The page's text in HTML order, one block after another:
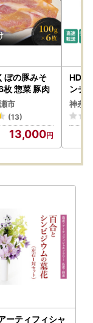
ぼの豚みそ
惣菜 豚肉
市
(13)
13,000
HDD
ンチ
神奈
ーティフィシャ